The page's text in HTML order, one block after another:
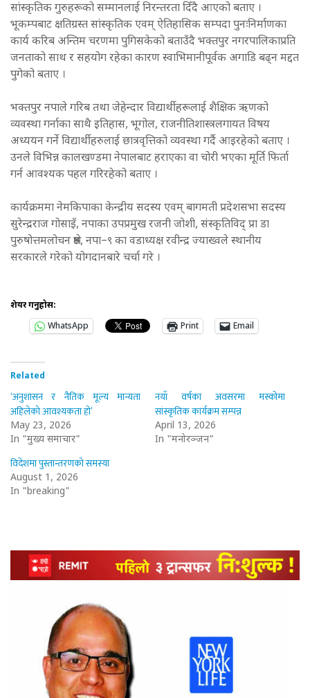
सांस्कृतिक गुरुहरूको सम्मानलाई निरन्तरता दिँदै आएको बताए ।
भूकम्पबाट क्षतिग्रस्त सांस्कृतिक एवम् ऐतिहासिक सम्पदा पुनःनिर्माणका
कार्य करिब अन्तिम चरणमा पुगिसकेको बताउँदै भक्तपुर नगरपालिकाप्रति
जनताको साथ र सहयोग रहेका कारण स्वाभिमानीपूर्वक अगाडि बढ्न मद्दत
पुगेको बताए ।
भक्तपुर नपाले गरिब तथा जेहेन्दार विद्यार्थीहरूलाई शैक्षिक ऋणको
व्यवस्था गर्नाका साथै इतिहास, भूगोल, राजनीतिशास्त्रलगायत विषय
अध्ययन गर्ने विद्यार्थीहरुलाई छात्रवृत्तिको व्यवस्था गर्दै आइरहेको बताए ।
उनले विभिन्न कालखण्डमा नेपालबाट हराएका वा चोरी भएका मूर्ति फिर्ता
गर्न आवश्यक पहल गरिरहेको बताए ।
कार्यक्रममा नेमकिपाका केन्द्रीय सदस्य एवम् बागमती प्रदेशसभा सदस्य
सुरेन्द्रराज गोसाइँ, नपाका उपप्रमुख रजनी जोशी, संस्कृतिविद् प्रा डा
पुरुषोत्तमलोचन श्रेष्ठ, नपा–९ का वडाध्यक्ष रवीन्द्र ज्याख्वले स्थानीय
सरकारले गरेको योगदानबारे चर्चा गरे ।
शेयर गर्नुहोस:
WhatsApp
Print Email
Related
‘अनुशासन र नैतिक मूल्य मान्यता
अहिलेको आवश्यकता हो’
May 23, 2026
In "मुख्य समाचार"
नयाँ वर्षका अवसरमा मस्कोमा
सांस्कृतिक कार्यक्रम सम्पन्न
April 13, 2026
In "मनोरञ्जन"
विदेशमा पुस्तान्तरणको समस्या
August 1, 2026
In "breaking"